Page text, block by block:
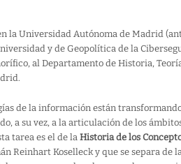
la Universidad Autónoma de Madrid
y de Geopolítica de la
al Departamento de Historia,
de la información están
a su vez, a la articulación de los
tarea es el de la Historia de los
Reinhart Koselleck y que se separa de